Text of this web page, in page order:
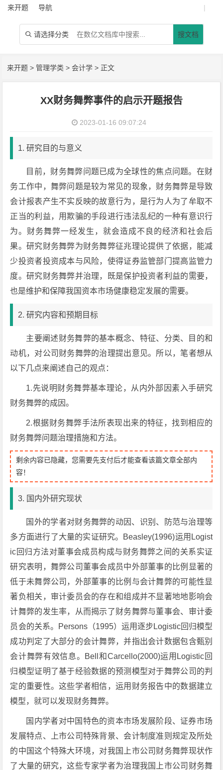
来开题 导航 |
 请选择分类 搜文档
来开题 >管理学类 >会计学 > 正文
XX财务舞弊事件的启示开题报告
2023-01-16 09:07:24
1. 研究目的与意义
目前，财务舞弊问题已成为全球性的焦点问题。在财
务工作中，舞弊问题是较为常见的现象，财务舞弊是导致
会计报表产生不实反映的故意行为，是行为人为了牟取不
正当的利益，用欺骗的手段进行违法乱纪的一种有意识行
为。财务舞弊一经发生，就会造成不良的经济和社会后
果。研究财务舞弊为财务舞弊征兆理论提供了依据，能减
少投资者投资成本与风险，使得证券监管部门提高监管力
度。研究财务舞弊并治理，既是保护投资者利益的需要，
也是维护和保障我国资本市场健康稳定发展的需要。
2. 研究内容和预期目标
主要阐述财务舞弊的基本概念、特征、分类、目的和
动机，对公司财务舞弊的治理提出意见。所以，笔者想从
以下几点来阐述自己的观点：
1.先说明财务舞弊基本理论，从内外部因素入手研究
财务舞弊的成因。
2.根据财务舞弊手法所表现出来的特征，找到相应的
财务舞弊问题治理措施和方法。
剩余内容已隐藏，您需要先支付后才能查看该篇文章全部内
容！
3. 国内外研究现状
国外的学者对财务舞弊的动因、识别、防范与治理等
多方面进行了大量的实证研究。Beasley(1996)运用Logist
ic回归方法对董事会成员构成与财务舞弊之间的关系实证
研究表明，舞弊公司董事会成员中外部董事的比例显著的
低于未舞弊公司，外部董事的比例与会计舞弊的可能性显
著负相关，审计委员会的存在和组成并不显著地地影响会
计舞弊的发生率，从而揭示了财务舞弊与董事会、审计委
员会的关系。Persons（1995）运用逐步Logistic回归模型
成功判定了大部分的会计舞弊，并指出会计数据包含甄别
会计舞弊有效信息。Bell和Carcello(2000)运用Logistic回
归模型证明了基于经验数据的预测模型对于舞弊公司的判
定的重要性。这些学者相信，运用财务报告中的数据建立
模型，就可以发现财务舞弊。
国内学者对中国特色的资本市场发展阶段、证券市场
发展特点、上市公司特殊背景、会计制度准则规定及所处
的中国这个特殊大环境，对我国上市公司财务舞弊现状作
了大量的研究，这些专家学者为治理我国上市公司财务舞